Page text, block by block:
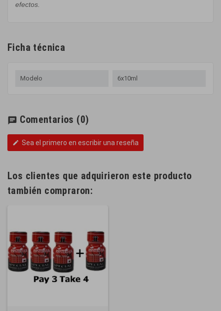
efectos
Ficha técnica
Modelo 6x10ml
chat Comentarios (0)
edit Sea el primero en escribir una reseña
Los clientes que adquirieron este producto
también compraron: